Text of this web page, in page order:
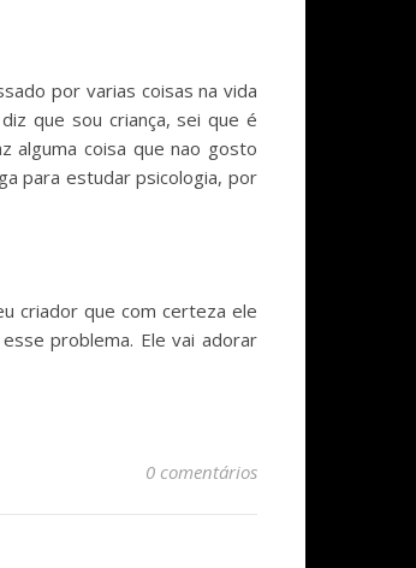
por varias coisas na vida
que sou criança, sei que é
alguma coisa que nao gosto
para estudar psicologia, por
criador que com certeza ele
problema. Ele vai adorar
0 comentários